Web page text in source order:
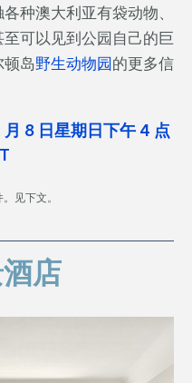
种澳大利亚有袋动物、
可以见到公园自己的巨
岛野生动物园的更多信
8 日星期日下午 4 点
见下文。
店